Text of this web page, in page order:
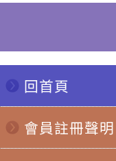
回首頁
會員註冊聲明